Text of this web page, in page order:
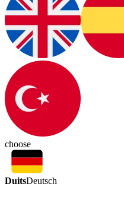
choose
DuitsDeutsch